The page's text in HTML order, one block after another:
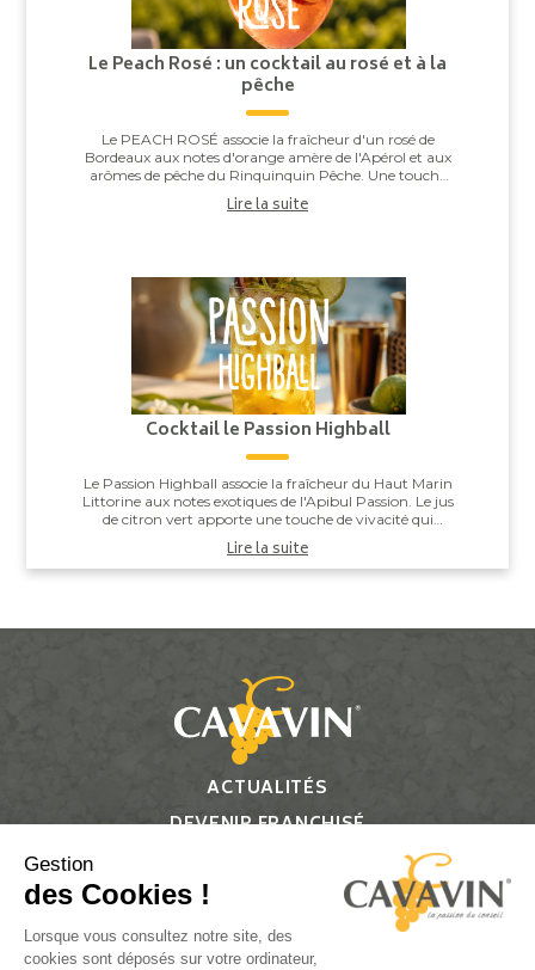
Le Peach Rosé : un cocktail au rosé et à la
pêche
Le PEACH ROSÉ associe la fraîcheur d'un rosé de
Bordeaux aux notes d'orange amère de l'Apérol et aux
arômes de pêche du Rinquinquin Pêche. Une touche
d'eau pétillante vient apporter légèreté et v...
Lire la suite
Cocktail le Passion Highball
Le Passion Highball associe la fraîcheur du Haut Marin
Littorine aux notes exotiques de l'Apibul Passion. Le jus
de citron vert apporte une touche de vivacité qui
équilibre l'ensemble, pour un co...
Lire la suite
ACTUALITÉS
DEVENIR FRANCHISÉ
Suivez-nous
Gestion
des Cookies !
Lorsque vous consultez notre site, des
cookies sont déposés sur votre ordinateur,